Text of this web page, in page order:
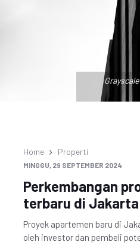
Home Properti
MINGGU, 29 SEPTEMBER 2024
Perkembangan
terbaru di Jakarta
Proyek apartemen baru di
oleh investor dan pembeli